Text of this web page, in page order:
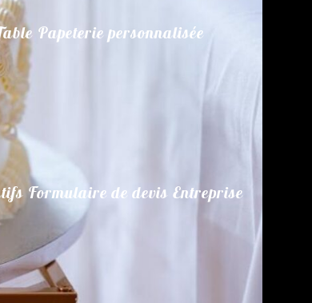
Papeterie personnalisée
Formulaire de devis Entreprise